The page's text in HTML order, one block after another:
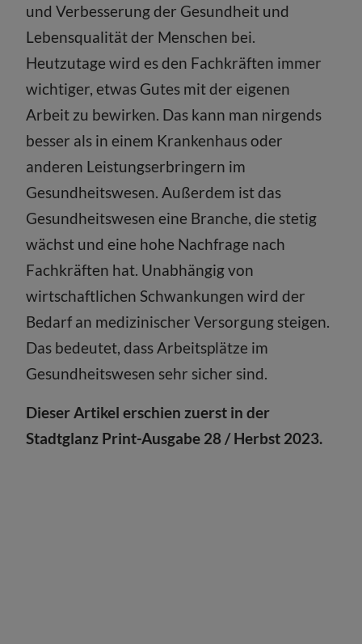
und Verbesserung der Gesundheit und
Lebensqualität der Menschen bei.
Heutzutage wird es den Fachkräften immer
wichtiger, etwas Gutes mit der eigenen
Arbeit zu bewirken. Das kann man nirgends
besser als in einem Krankenhaus oder
anderen Leistungserbringern im
Gesundheitswesen. Außerdem ist das
Gesundheitswesen eine Branche, die stetig
wächst und eine hohe Nachfrage nach
Fachkräften hat. Unabhängig von
wirtschaftlichen Schwankungen wird der
Bedarf an medizinischer Versorgung steigen.
Das bedeutet, dass Arbeitsplätze im
Gesundheitswesen sehr sicher sind.
Dieser Artikel erschien zuerst in der
Stadtglanz Print-Ausgabe 28 / Herbst 2023.